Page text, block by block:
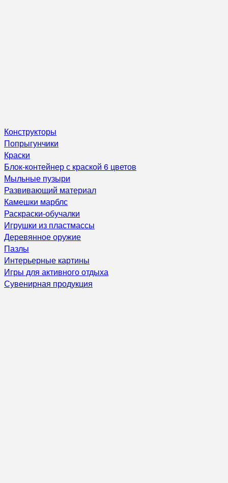
Конструкторы
Попрыгунчики
Краски
Блок-контейнер с краской 6 цветов
Мыльные пузыри
Развивающий материал
Камешки марблс
Раскраски-обучалки
Игрушки из пластмассы
Деревянное оружие
Пазлы
Интерьерные картины
Игры для активного отдыха
Сувенирная продукция